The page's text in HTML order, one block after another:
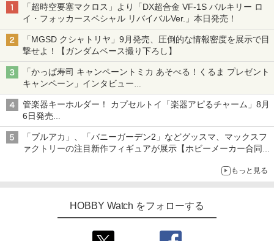
「超時空要塞マクロス」より「DX超合金 VF-1S バルキリー ロ
イ・フォッカースペシャル リバイバルVer.」本日発売！
「MGSD クシャトリヤ」9月発売、圧倒的な情報密度を展示で目
撃せよ！【ガンダムベース撮り下ろし】
「かっぱ寿司 キャンペーントミカ あそべる！くるま プレゼント
キャンペーン」インタビュー
子どもが楽しめるかっぱ寿司ならではの体験とコラボの楽しさを
追求
管楽器キーホルダー！ カプセルトイ「楽器アピるチャーム」8月
6日発売
チューバ、テナサクなど5種各3色
「ブルアカ」、「バニーガーデン2」などグッスマ、マックスフ
ァクトリーの注目新作フィギュアが展示【ホビーメーカー合同展
もっと見る
HOBBY Watch をフォローする